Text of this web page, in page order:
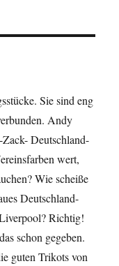
2014
Sie sind eng
Andy
Deutschland-
wert,
Wie scheiße
Deutschland-
Richtig!
schon gegeben.
guten Trikots von